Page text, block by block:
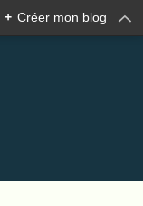
+ Créer mon blog